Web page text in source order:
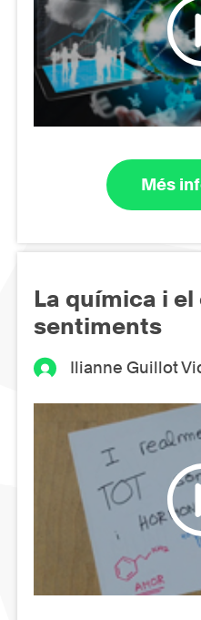
Més
La química i
sentiments
Ilianne Guillot